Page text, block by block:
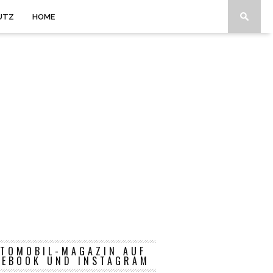
HOME
MAGAZIN AUF
UND INSTAGRAM